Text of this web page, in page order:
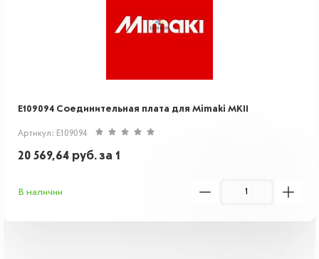
E109094 Соединительная плата для Mimaki MKII
Артикул: E109094
20 569,64 руб.за 1
В наличии